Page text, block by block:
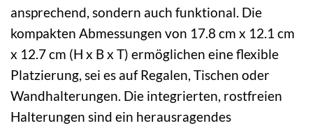
ansprechend, sondern auch funktional. Die
kompakten Abmessungen von 17.8 cm x 12.1 cm
x 12.7 cm (H x B x T) ermöglichen eine flexible
Platzierung, sei es auf Regalen, Tischen oder
Wandhalterungen. Die integrierten, rostfreien
Halterungen sind ein herausragendes